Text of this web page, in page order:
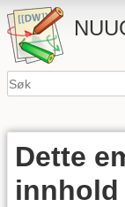
Dette
innhold